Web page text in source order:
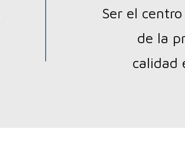
Ser el
de la
calidad